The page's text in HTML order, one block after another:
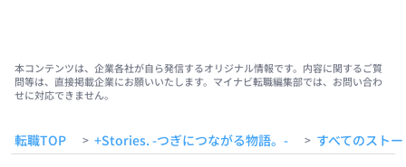
本コンテンツは、企業各社が自ら発信するオリジナル情報です。内容に関するご質
問等は、直接掲載企業にお願いいたします。マイナビ転職編集部では、お問い合わ
せに対応できません。
転職TOP > +Stories. -つぎにつながる物語。- > すべてのスト